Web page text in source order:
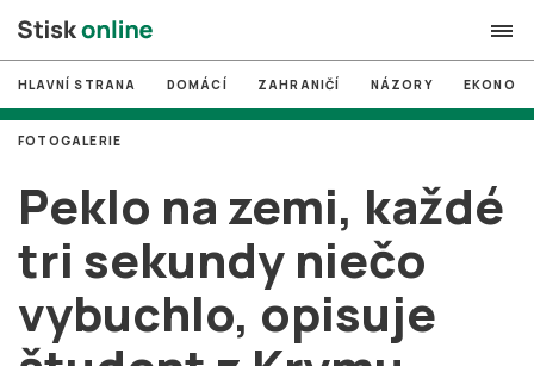
search
# MUNI
# Brno
# volby
login PŘIHLÁSIT SE
HLAVNÍ STRANA DOMÁCÍ ZAHRANIČÍ NÁZORY
Peklo na zemi, každé
tri sekundy niečo
vybuchlo, opisuje
FOTOGALERIE